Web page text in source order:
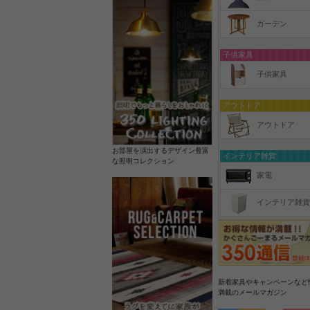
お部屋を演出するデザイン豊富
な照明コレクション
ガーデン
子供家具
子供家具
アウトドア
アウトドア
インテリア雑貨
家電
インテリア雑貨
新着家具やキャンペーンなど
満載のメールマガジン